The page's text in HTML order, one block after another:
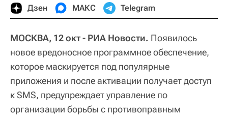
Дзен МАКС Telegram
МОСКВА, 12 окт - РИА Новости. Появилось
новое вредоносное программное обеспечение,
которое маскируется под популярные
приложения и после активации получает доступ
к SMS, предупреждает управление по
организации борьбы с противоправным